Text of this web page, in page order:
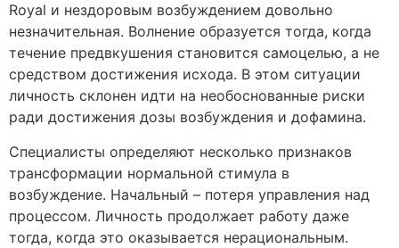
Royal и нездоровым возбуждением довольно
незначительная. Волнение образуется тогда, когда
течение предвкушения становится самоцелью, а не
средством достижения исхода. В этом ситуации
личность склонен идти на необоснованные риски
ради достижения дозы возбуждения и дофамина.
Специалисты определяют несколько признаков
трансформации нормальной стимула в
возбуждение. Начальный – потеря управления над
процессом. Личность продолжает работу даже
тогда, когда это оказывается нерациональным.